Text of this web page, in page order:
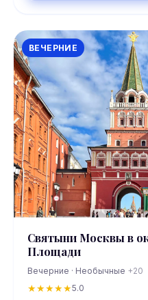
ВЕЧЕРНИЕ
Святыни Москвы в
Площади
Вечерние · Необычные +20
★★★★★5.0